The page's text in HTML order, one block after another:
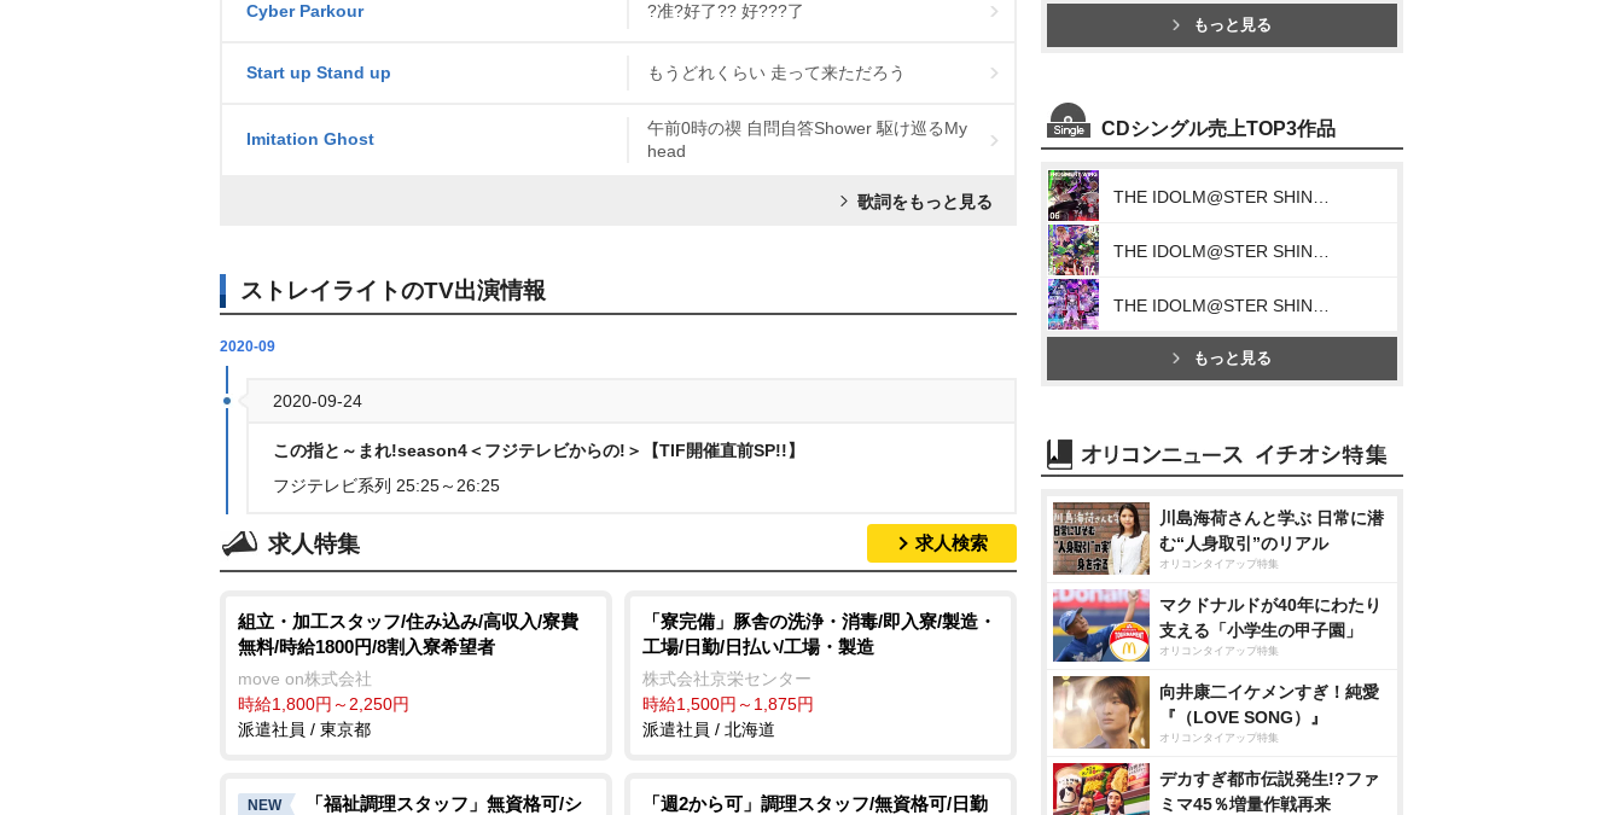
Cyber Parkour ?准?好了?? 好???了
Start up Stand up もうどれくらい 走って来ただろう
Imitation Ghost
午前0時の禊 自問自答Shower 駆け巡るMy
head
歌詞をもっと見る
ストレイライトのTV出演情報
2020-09
2020-09-24
この指と～まれ!season4＜フジテレビからの!＞【TIF開催直前SP!!】
フジテレビ系列 25:25～26:25
求人特集 求人検索
組立・加工スタッフ/住み込み/高収入/寮費
無料/時給1800円/8割入寮希望者
move on株式会社
時給1,800円～2,250円
派遣社員 / 東京都
「寮完備」豚舎の洗浄・消毒/即入寮/製造・
工場/日勤/日払い/工場・製造
株式会社京栄センター
時給1,500円～1,875円
派遣社員 / 北海道
NEW
「福祉調理スタッフ」無資格可/シ
「週2から可」調理スタッフ/無資格可/日勤
もっと見る
CDシングル売上TOP3作品
もっと見る
川島海荷さんと学ぶ 日常に潜
む“人身取引”のリアル
オリコンタイアップ特集
マクドナルドが40年にわたり
支える「小学生の甲子園」
オリコンタイアップ特集
向井康二イケメンすぎ！純愛
『（LOVE SONG）』
オリコンタイアップ特集
デカすぎ都市伝説発生!?ファ
ミマ45％増量作戦再来